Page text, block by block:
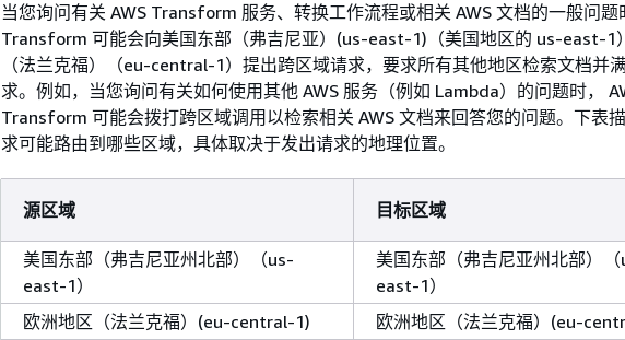
当您询问有关 AWS Transform 服务、转换工作流程或相关 AWS 文档的一般问题
Transform 可能会向美国东部（弗吉尼亚）(us-east-1)（美国地区的 us-east-1
（法兰克福）（eu-central-1）提出跨区域请求，要求所有其他地区检索文档并
求。例如，当您询问有关如何使用其他 AWS 服务（例如 Lambda）的问题时，
Transform 可能会拨打跨区域调用以检索相关 AWS 文档来回答您的问题。下表
求可能路由到哪些区域，具体取决于发出请求的地理位置。
源区域 目标区域
美国东部（弗吉尼亚州北部）（us-
east-1）
美国东部（弗吉尼亚州北部）
east-1）
欧洲地区（法兰克福）(eu-central-1)
欧洲地区（法兰克福）(eu-